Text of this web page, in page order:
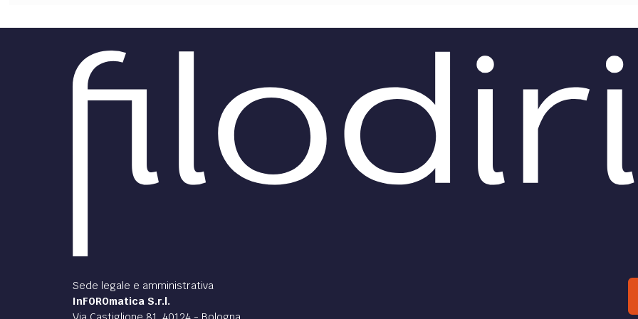
Sede legale e amministrativa
InFOROmatica S.r.l.